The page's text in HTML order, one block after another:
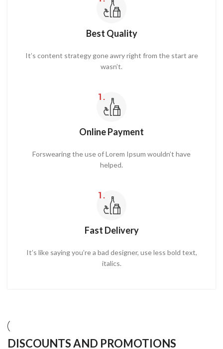
Best Quality
It’s content strategy gone awry right from the start are
wasn’t.
Online Payment
Forswearing the use of Lorem Ipsum wouldn’t have
helped.
Fast Delivery
It’s like saying you’re a bad designer, use less bold text,
italics.
DISCOUNTS AND PROMOTIONS